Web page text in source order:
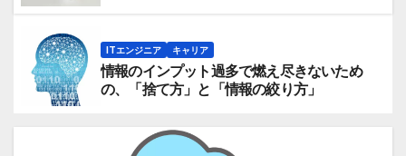
ITエンジニア キャリア
情報のインプット過多で燃え尽きないため
の、「捨て方」と「情報の絞り方」